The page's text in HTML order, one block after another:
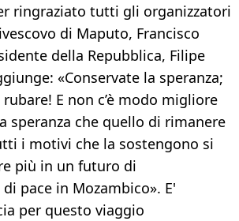
ringraziato tutti gli organizzatori
di Maputo, Francisco
della Repubblica, Filipe
«Conservate la speranza;
E non c’è modo migliore
speranza che quello di rimanere
i motivi che la sostengono si
più in un futuro di
pace in Mozambico». E'
per questo viaggio